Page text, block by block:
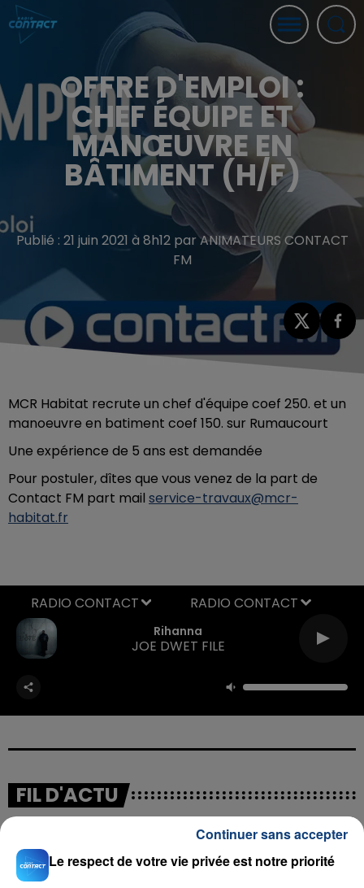
OFFRE D'EMPLOI :
CHEF ÉQUIPE ET
MANŒUVRE EN
BÂTIMENT (H/F)
Publié : 21 juin 2021 à 8h12 par ANIMATEURS CONTACT
FM
MCR Habitat recrute un chef d'équipe coef 250. et un
manoeuvre en batiment coef 150. sur Rumaucourt
Une expérience de 5 ans est demandée
Pour postuler, dîtes que vous venez de la part de
Contact FM part mail service-travaux@mcr-
habitat.fr
Rihanna
JOE DWET FILE
RADIO CONTACT
FIL D'ACTU
Le respect de votre vie privée est notre priorité
Continuer sans accepter